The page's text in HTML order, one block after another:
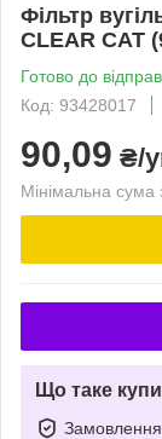
Фільтр
CLEAR CAT
Готово до
Код: 93428017
90,09 ₴/
Мінімальна
Що таке
Замовлення